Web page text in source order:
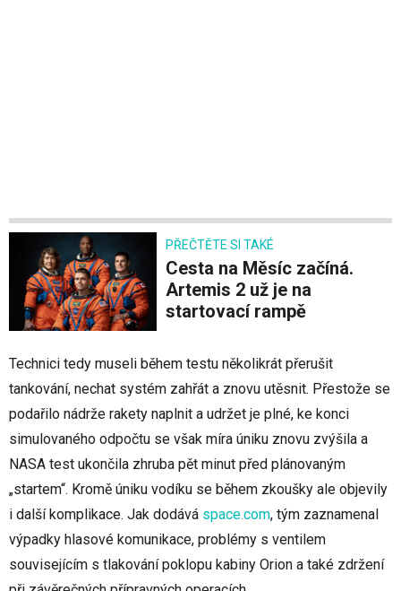
PŘEČTĚTE SI TAKÉ
Cesta na Měsíc začíná.
Artemis 2 už je na
startovací rampě
Technici tedy museli během testu několikrát přerušit
tankování, nechat systém zahřát a znovu utěsnit. Přestože se
podařilo nádrže rakety naplnit a udržet je plné, ke konci
simulovaného odpočtu se však míra úniku znovu zvýšila a
NASA test ukončila zhruba pět minut před plánovaným
„startem“. Kromě úniku vodíku se během zkoušky ale objevily
i další komplikace. Jak dodává space.com, tým zaznamenal
výpadky hlasové komunikace, problémy s ventilem
souvisejícím s tlakování poklopu kabiny Orion a také zdržení